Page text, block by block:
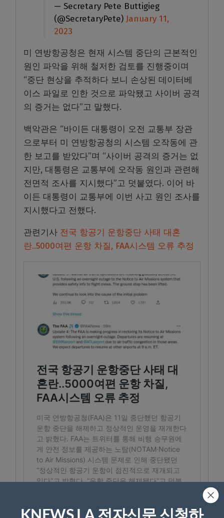
— Secretary Pete Buttigieg
(@SecretaryPete) January 11,
2023
미 연방항공청은 현재 시스템 중단의 근본적인
원인 파악을 위해 철저한 검토를 진행중이며
“중단 현상을 추적하다 보니 손상된 데이터베
이스 파일로 인한 것으로 파악됐고 사이버 공격
의 증거는 없다”고 말했다.
백악관은 “바이든 대통령이 오전 교통부 장관
으로부터 미 연방항공청의 시스템 오작동에 관
한 보고를 받았다”며 “사이버 공격의 증거는 없
지만, 대통령은 교통부에 오작동 원인과 관련해
전면적 조사를 지시했다”고 덧붙였다. 이어 바
이든 대통령이 교통부에 이번 사고 원인 조사를
지시했다고 전했다.
관련기사 전국 항공기 운항중단 사태 대혼
란..5000여편 운항 차질, FAA시스템 오류 추정